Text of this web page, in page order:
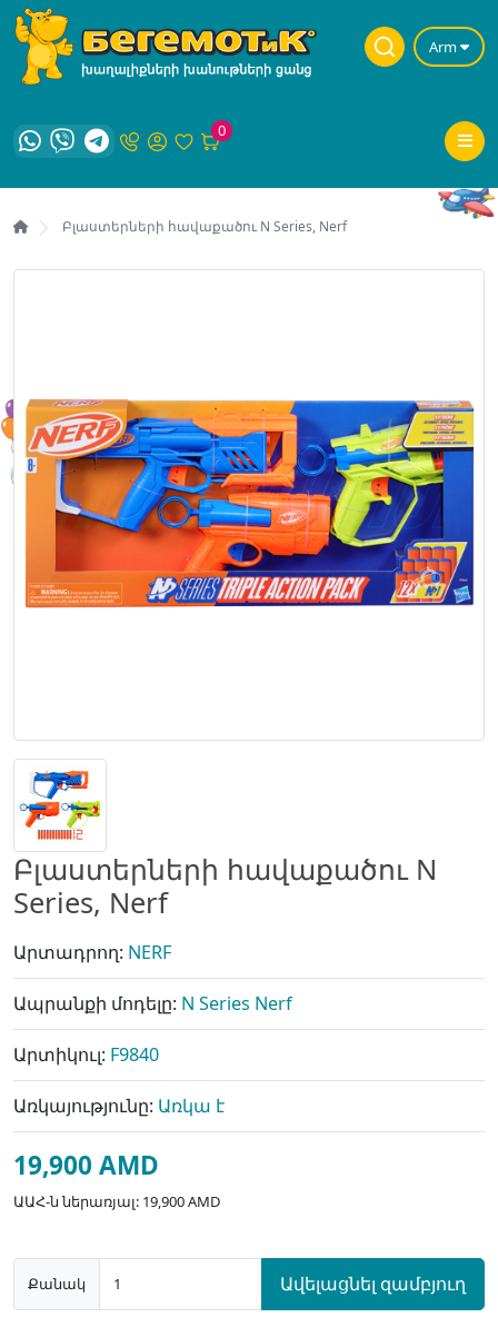
Arm
0
Բլաստերների հավաքածու N Series, Nerf
Բլաստերների հավաքածու N
Series, Nerf
Արտադրող: NERF
Ապրանքի մոդելը: N Series Nerf
Արտիկուլ: F9840
Առկայությունը: Առկա է
19,900 AMD
ԱԱՀ-ն ներառյալ: 19,900 AMD
Քանակ Ավելացնել զամբյուղ